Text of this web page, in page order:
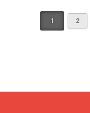
1 2